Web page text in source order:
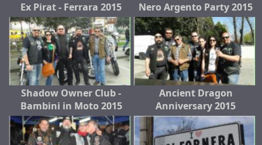
Ex Pirat - Ferrara 2015 Nero Argento Party 2015
Shadow Owner Club -
Bambini in Moto 2015
Ancient Dragon
Anniversary 2015